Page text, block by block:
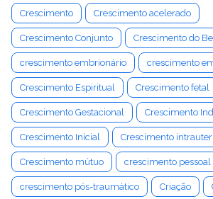
Crescimento Crescimento acelerado
Crescimento Conjunto Crescimento do
crescimento embrionário crescimento
Crescimento Espiritual Crescimento fetal
Crescimento Gestacional Crescimento
Crescimento Inicial Crescimento
Crescimento mútuo crescimento pessoal
crescimento pós-traumático Criação